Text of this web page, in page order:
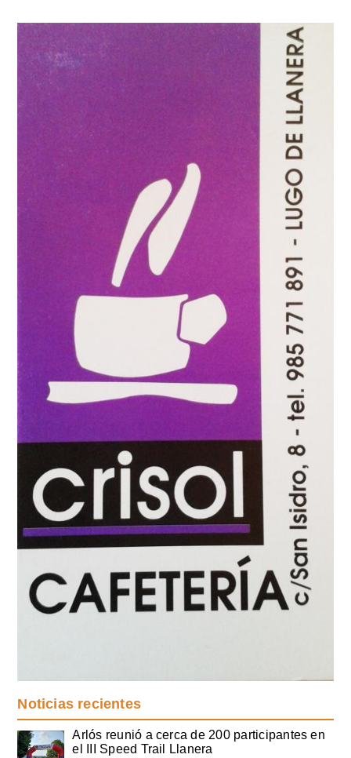
Noticias recientes
Arlós reunió a cerca de 200 participantes en
el III Speed Trail Llanera